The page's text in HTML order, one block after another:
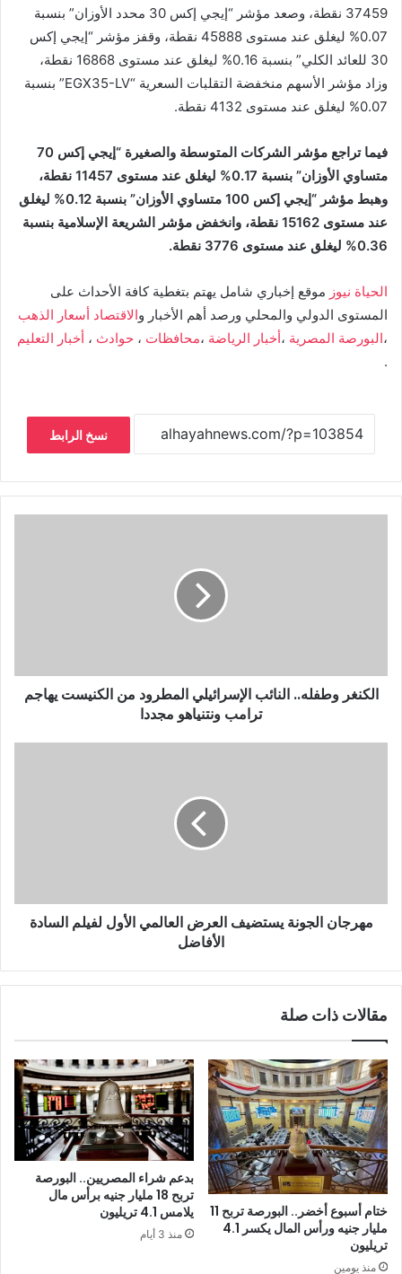
37459 نقطة، وصعد مؤشر “إيجي إكس 30 محدد الأوزان” بنسبة
0.07% ليغلق عند مستوى 45888 نقطة، وقفز مؤشر “إيجي إكس
30 للعائد الكلي” بنسبة 0.16% ليغلق عند مستوى 16868 نقطة،
وزاد مؤشر الأسهم منخفضة التقلبات السعرية “EGX35-LV” بنسبة
0.07% ليغلق عند مستوى 4132 نقطة.
فيما تراجع مؤشر الشركات المتوسطة والصغيرة “إيجي إكس 70
متساوي الأوزان” بنسبة 0.17% ليغلق عند مستوى 11457 نقطة،
وهبط مؤشر “إيجي إكس 100 متساوي الأوزان” بنسبة 0.12% ليغلق
عند مستوى 15162 نقطة، وانخفض مؤشر الشريعة الإسلامية بنسبة
0.36% ليغلق عند مستوى 3776 نقطة.
الحياة نيوز موقع إخباري شامل يهتم بتغطية كافة الأحداث على
المستوى الدولي والمحلي ورصد أهم الأخبار والاقتصاد أسعار الذهب
،البورصة المصرية ،أخبار الرياضة ،محافظات ، حوادث ، أخبار التعليم
.
نسخ الرابط
الكنغر وطفله.. النائب الإسرائيلي المطرود من الكنيست يهاجم
ترامب ونتنياهو مجددا
مهرجان الجونة يستضيف العرض العالمي الأول لفيلم السادة
الأفاضل
مقالات ذات صلة
ختام أسبوع أخضر.. البورصة تربح 11
مليار جنيه ورأس المال يكسر 4.1
تريليون
منذ يومين
بدعم شراء المصريين.. البورصة
تربح 18 مليار جنيه برأس مال
يلامس 4.1 تريليون
منذ 3 أيام